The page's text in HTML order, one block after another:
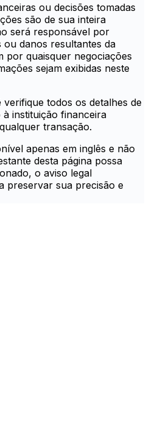
ou decisões tomadas
são de sua inteira
será responsável por
danos resultantes da
por quaisquer negociações
sejam exibidas neste
todos os detalhes de
instituição financeira
transação.
apenas em inglês e não
desta página possa
o aviso legal
preservar sua precisão e